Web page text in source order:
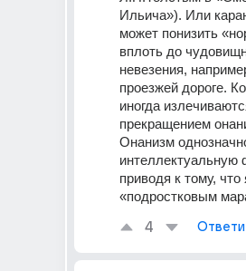
Ильича»). Или
может понизить
вплоть до
невезения,
проезжей дороге.
иногда
прекращением
Онанизм
интеллектуальную
приводя к тому,
«подростковым
4